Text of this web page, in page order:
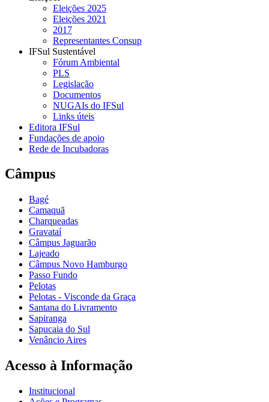
Eleições 2025
Eleições 2021
2017
Representantes Consup
IFSul Sustentável
Fórum Ambiental
PLS
Legislação
Documentos
NUGAIs do IFSul
Links úteis
Editora IFSul
Fundações de apoio
Rede de Incubadoras
Câmpus
Bagé
Camaquã
Charqueadas
Gravataí
Câmpus Jaguarão
Lajeado
Câmpus Novo Hamburgo
Passo Fundo
Pelotas
Pelotas - Visconde da Graça
Santana do Livramento
Sapiranga
Sapucaia do Sul
Venâncio Aires
Acesso à Informação
Institucional